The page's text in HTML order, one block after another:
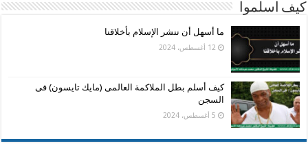
كيف اسلموا
ما أسهل أن ننشر الإسلام بأخلاقنا
12 أغسطس، 2024
كيف أسلم بطل الملاكمة العالمى (مايك تايسون) فى
السجن
5 أغسطس، 2024